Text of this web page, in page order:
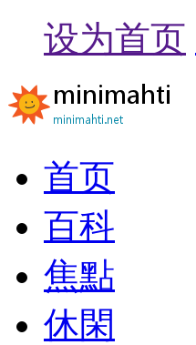
设为首页
首页
百科
焦點
休閑